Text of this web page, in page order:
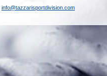
info@tazzarisportdivision.com